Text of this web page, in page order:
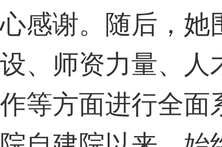
心感谢。随后，她
设、师资力量、人
作等方面进行全面